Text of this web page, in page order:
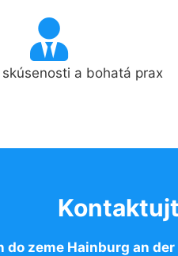
a bohatá prax
do zeme Hainburg an der